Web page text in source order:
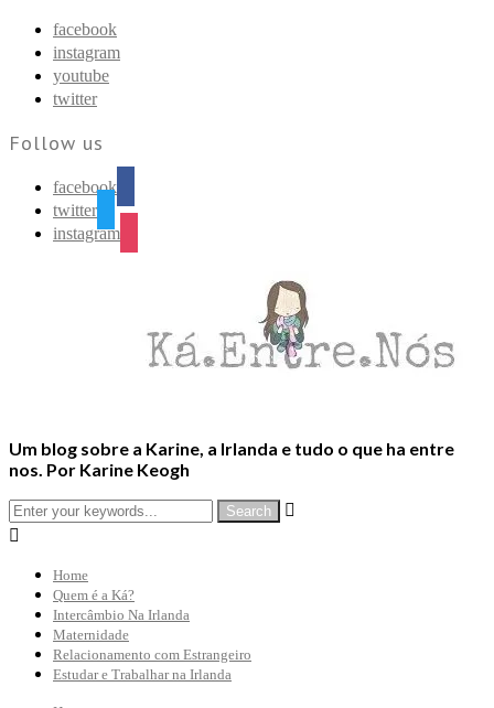
facebook
instagram
youtube
twitter
Follow us
facebook
twitter
instagram
Um blog sobre a Karine, a Irlanda e tudo o que ha entre
nos. Por Karine Keogh


Home
Quem é a Ká?
Intercâmbio Na Irlanda
Maternidade
Relacionamento com Estrangeiro
Estudar e Trabalhar na Irlanda